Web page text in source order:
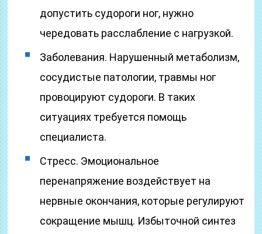
допустить судороги ног, нужно
чередовать расслабление с нагрузкой.
Заболевания. Нарушенный метаболизм,
сосудистые патологии, травмы ног
провоцируют судороги. В таких
ситуациях требуется помощь
специалиста.
Стресс. Эмоциональное
перенапряжение воздействует на
нервные окончания, которые регулируют
сокращение мышц. Избыточной синтез